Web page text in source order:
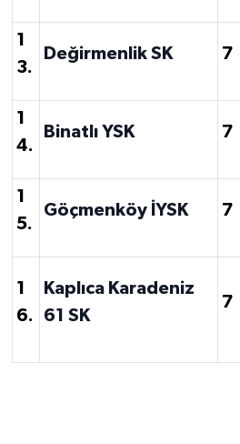
1
3.
Değirmenlik SK 7
1
4.
Binatlı YSK 7
1
5.
Göçmenköy İYSK 7
1
6.
Kaplıca Karadeniz
61 SK
7